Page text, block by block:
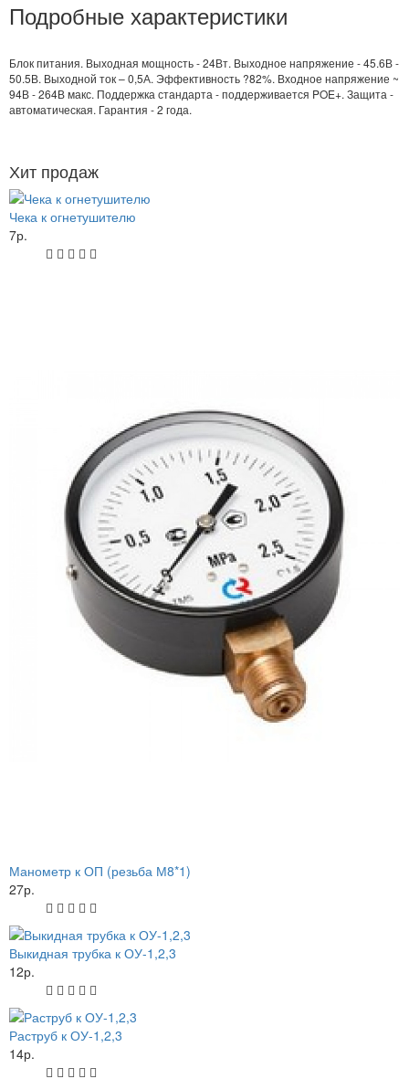
Подробные характеристики
Блок питания. Выходная мощность - 24Вт. Выходное напряжение - 45.6В -
50.5В. Выходной ток – 0,5А. Эффективность ?82%. Входное напряжение ~
94В - 264В макс. Поддержка стандарта - поддерживается POE+. Защита -
автоматическая. Гарантия - 2 года.
Хит продаж
Чека к огнетушителю
7р.
Манометр к ОП (резьба М8*1)
27р.
Выкидная трубка к ОУ-1,2,3
12р.
Раструб к ОУ-1,2,3
14р.